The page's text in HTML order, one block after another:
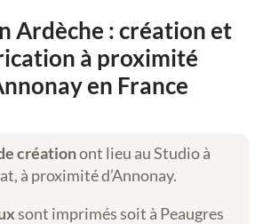
Ardèche : création et
à proximité
en France
créationont lieu au Studio à
à proximité d’Annonay.
sont imprimés soit à Peaugres